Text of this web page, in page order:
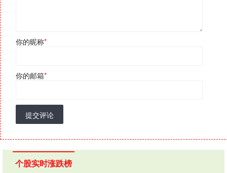
你的昵称*
你的邮箱*
提交评论
个股实时涨跌榜